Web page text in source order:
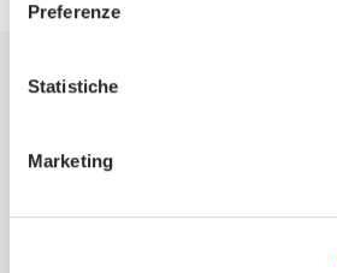
Preferenze
Statistiche
Marketing
Scarica il catalogo
Manuali d’istruzione